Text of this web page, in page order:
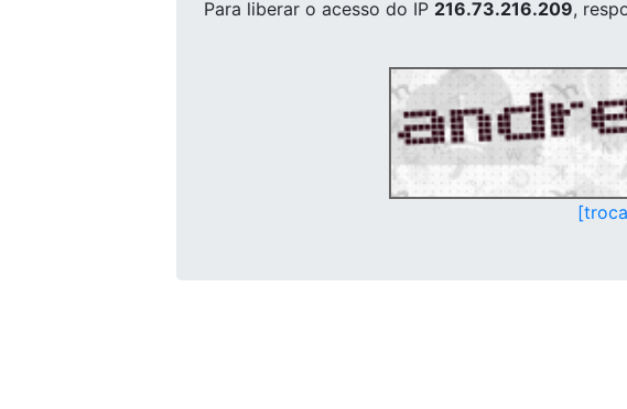
Para liberar o acesso do IP 216.73.216.209,